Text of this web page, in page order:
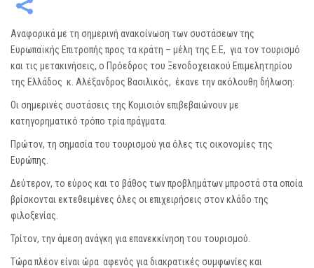
Αναφορικά με τη σημερινή ανακοίνωση των συστάσεων της
Ευρωπαϊκής Επιτροπής προς τα κράτη – μέλη της Ε.Ε, για τον τουρισμό
και τις μετακινήσεις, ο Πρόεδρος του Ξενοδοχειακού Επιμελητηρίου
της Ελλάδος κ. Αλέξανδρος Βασιλικός, έκανε την ακόλουθη δήλωση:
Οι σημερινές συστάσεις της Κομισιόν επιβεβαιώνουν με
κατηγορηματικό τρόπο τρία πράγματα.
Πρώτον, τη σημασία του τουρισμού για όλες τις οικονομίες της
Ευρώπης.
Δεύτερον, το εύρος και το βάθος των προβλημάτων μπροστά στα οποία
βρίσκονται εκτεθειμένες όλες οι επιχειρήσεις στον κλάδο της
φιλοξενίας.
Τρίτον, την άμεση ανάγκη για επανεκκίνηση του τουρισμού.
Τώρα πλέον είναι ώρα αφενός για διακρατικές συμφωνίες και